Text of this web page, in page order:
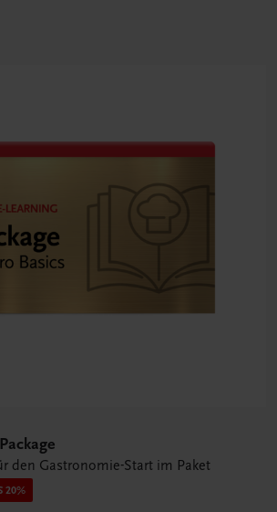
den Gastronomie-Start im Paket
20%